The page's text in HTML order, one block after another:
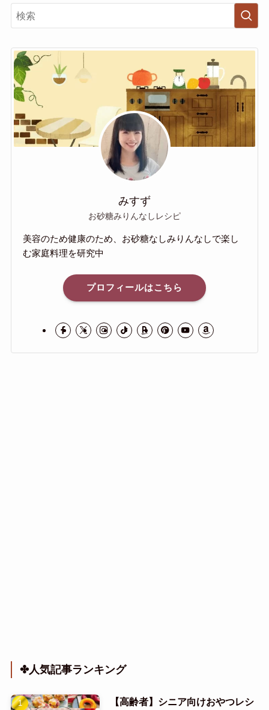
みすず
お砂糖みりんなしレシピ
美容のため健康のため、お砂糖なしみりんなしで楽し
む家庭料理を研究中
プロフィールはこちら
✤人気記事ランキング
【高齢者】シニア向けおやつレシ